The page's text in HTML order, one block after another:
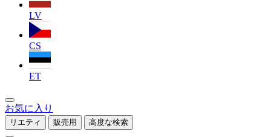
LV
CS
ET
お気に入り
リエティ 販売用 高度な検索